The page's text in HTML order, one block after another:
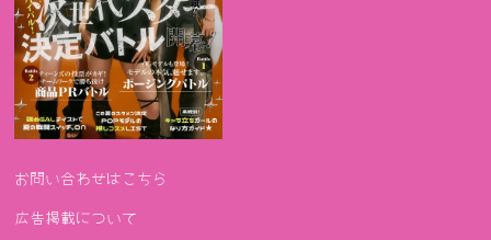
お問い合わせはこちら
広告掲載について